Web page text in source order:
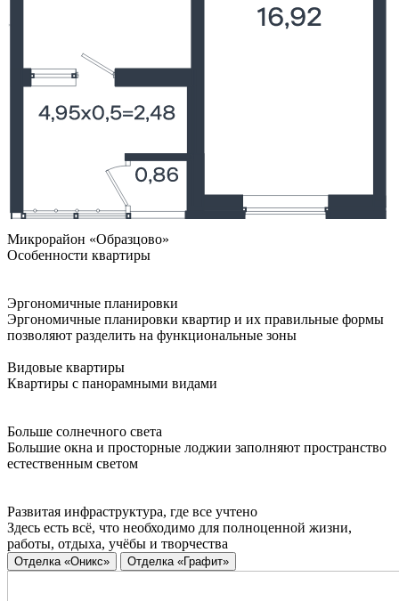
Микрорайон «Образцово»
Особенности квартиры
Эргономичные планировки
Эргономичные планировки квартир и их правильные формы
позволяют разделить на функциональные зоны
Видовые квартиры
Квартиры с панорамными видами
Больше солнечного света
Большие окна и просторные лоджии заполняют пространство
естественным светом
Развитая инфраструктура, где все учтено
Здесь есть всё, что необходимо для полноценной жизни,
работы, отдыха, учёбы и творчества
Отделка «Оникс» Отделка «Графит»